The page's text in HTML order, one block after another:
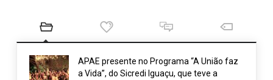
APAE presente no Programa “A União faz
a Vida”, do Sicredi Iguaçu, que teve a